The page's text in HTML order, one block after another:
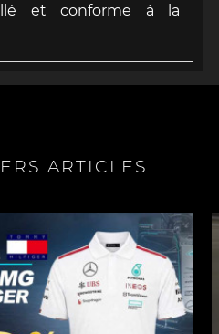
et conforme à la
ARTICLES